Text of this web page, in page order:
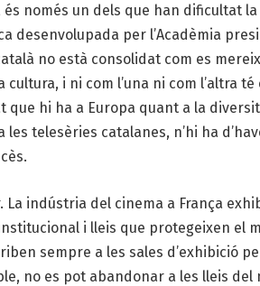
només un dels que han dificultat
per l’Acadèmia
no està consolidat com es
i ni com l’una ni com l’altra
que hi ha a Europa quant a la
telesèries catalanes, n’hi ha
indústria del cinema a França
i lleis que protegeixen el
sempre a les sales d’exhibició
no es pot abandonar a les lleis del